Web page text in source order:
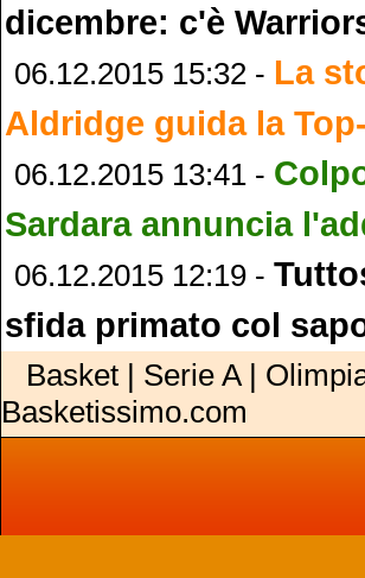
dicembre: c'è
06.12.2015 15:32 - La
Aldridge guida la
06.12.2015 13:41 -
Sardara annuncia
06.12.2015 12:19 -
sfida primato col
Basket | Serie A |
Basketissimo.com